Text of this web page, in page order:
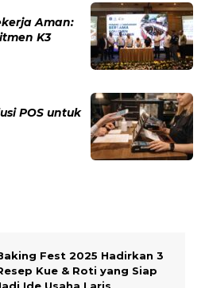
Aman:
K3
POS untuk
Fest 2025 Hadirkan 3
Kue & Roti yang Siap